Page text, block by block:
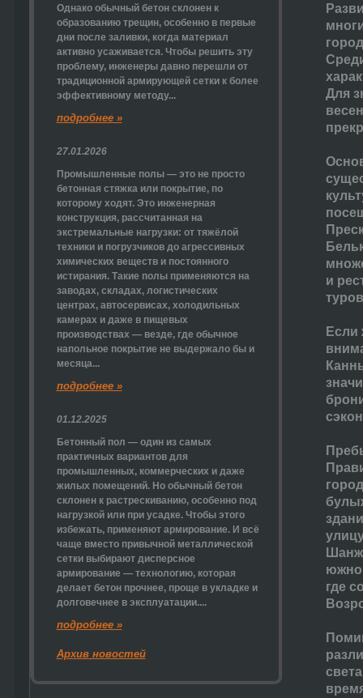
Для
и
Если
где
Однако обычный бетон склонен к
образованию трещин, особенно в первые
дни после заливки, когда материал
активно усаживается. Чтобы решить эту
проблему, инженеры давно перешли от
традиционной армирующей сетки к более
эффективному методу...
подробнее »
27.01.2026
Промышленные полы — это не просто
бетонная стяжка или покрытие, по
которому ходят. Это инженерная
конструкция, рассчитанная на
экстремальные нагрузки: от тяжёлой
техники и погрузчиков до агрессивных
химических веществ и постоянного
истирания. Такие полы применяются на
заводах, складах, логистических
центрах, автосервисах, холодильных
камерах и даже в пищевых
производствах — везде, где обычное
напольное покрытие не выдержало бы и
месяца...
подробнее »
01.12.2025
Бетонный пол — один из самых
практичных вариантов для
промышленных, коммерческих и даже
жилых помещений. Но обычный бетон
склонен к растрескиванию, особенно под
нагрузкой или при усадке. Чтобы этого
избежать, применяют армирование. И всё
чаще вместо привычной металлической
сетки выбирают дисперсное
армирование — технологию, которая
делает бетон прочнее, проще в укладке и
долговечнее в эксплуатации....
подробнее »
Архив новостей